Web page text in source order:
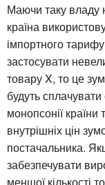
Маючи таку владу
країна
імпортного
застосувати
товару X, то це
будуть
монопсонії
внутрішніх цін
постачальника.
забезпечувати
меншої кількості